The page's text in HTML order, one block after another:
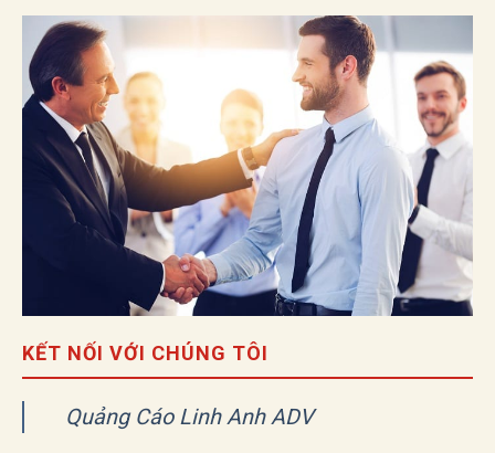
KẾT NỐI VỚI CHÚNG TÔI
Quảng Cáo Linh Anh ADV